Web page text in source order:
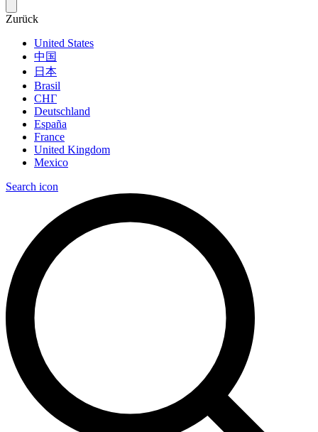
Zurück
United States
中国
日本
Brasil
СНГ
Deutschland
España
France
United Kingdom
Mexico
Search icon